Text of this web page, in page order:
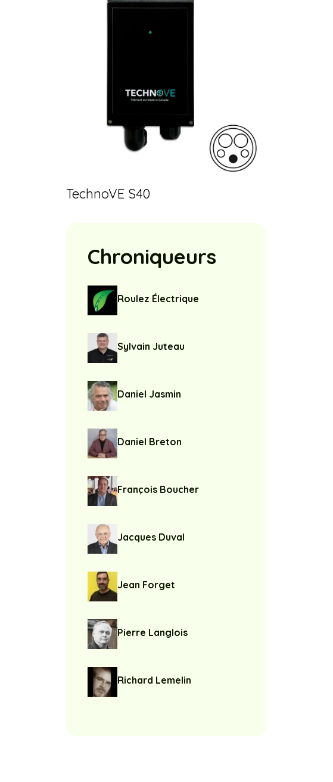
TechnoVE S40
Chroniqueurs
Roulez Électrique
Sylvain Juteau
Daniel Jasmin
Daniel Breton
François Boucher
Jacques Duval
Jean Forget
Pierre Langlois
Richard Lemelin